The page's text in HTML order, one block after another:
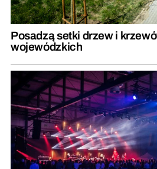
Posadzą setki drzew i
wojewódzkich